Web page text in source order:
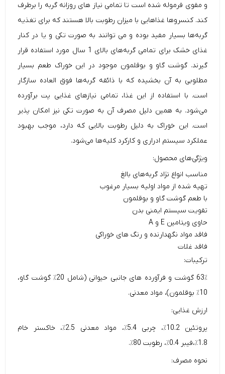
و مقوی فرموله شده است تا تمامی نیاز های روزانه گربه را برطرف
کند. کنسروها غذاهایی با میزان رطوبت بالا هستند که برای تغذیه
گربه‌ها بسیار مفید بوده و می توانند به صورت تکی و یا در کنار
غذای خشک برای تمامی گربه‌های بالای 1 سال مورد استفاده قرار
گیرند. گوشت گاو و بوقلمون موجود در این خوراک طعم بسیار
مطلوبی به آن بخشیده که با ذائقه گربه‌ها فوق العاده سازگار
است. با استفاده از این غذا، تمامی نیازهای غذایی پت برآورده
می‌شود. به همین دلیل مصرف آن به صورت تکی نیز امکان پذیر
است. این خوراک به دلیل رطوبت بالایی که دارد، موجب بهبود
عملکرد سیستم ادراری و کارکرد کلیه‌ها می‌شود.
ویژگی‌های محصول:
مناسب انواع نژاد گربه‌های بالغ
تهیه شده از مواد اولیه بسیار مرغوب
با طعم گوشت گاو و بوقلمون
تقویت سیستم ایمنی بدن
حاوی ویتامین E و A
فاقد مواد نگهدارنده و رنگ های خوراکی
فاقد غلات
ترکیبات:
63٪ گوشت و فرآورده های جانبی حیوانی (شامل 20٪ گوشت گاو،
10٪ بوقلمون)، مواد معدنی.
ارزش غذایی:
پروتئین 10.2٪، چربی 5.4٪، مواد معدنی 2.5٪، خاکستر خام
1.8٪،فیبر 0.4٪، رطوبت 80٪.
نحوه مصرف: